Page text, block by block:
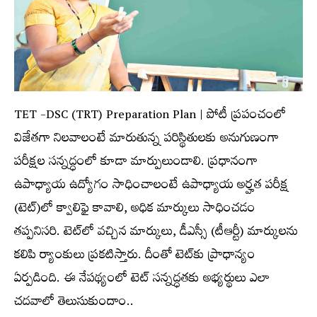
TET -DSC (TRT) Preparation Plan | పోటీ ప్రపంచంలో
విజేతగా నిలవాలంటే మారుతున్న పరిస్థితులకు అనుగుణంగా
పరీక్షల సన్నద్ధంలో కూడా మార్పులుండాలి. ప్రధానంగా
ఉపాధ్యాయ ఉద్యోగం సాధించాలంటే ఉపాధ్యాయ అర్హత పరీక్ష
(టెట్‌)లో క్వాలిఫై కావాలి, అధిక మార్కులు సాధించడం
తప్పనిసరి. టెట్‌లో వచ్చిన మార్కులు, డీఎస్సీ (టీఆర్టీ) మార్కులను
కలిపి ర్యాంకులు ప్రకటిస్తారు. దీంతో టెట్‌కు ప్రాధాన్యం
ఏర్పడింది. ఈ నేపథ్యంలో టెట్‌ సన్నద్ధతకు అభ్యర్థులు ఎలా
చదవాలో తెలుసుకుందాం..